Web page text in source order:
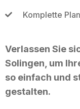
Komplette
Verlassen Sie
Solingen, um
so einfach und
gestalten.